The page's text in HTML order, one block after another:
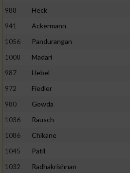
988
Heck
941
Ackermann
1056
Pandurangan
1008
Madari
987
Hebel
972
Fiedler
980
Gowda
1036
Rausch
1086
Chikane
1045
Patil
1032
Radhakrishnan